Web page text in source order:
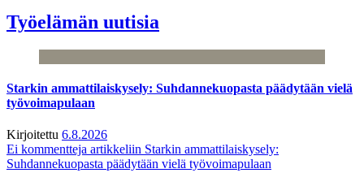
Työelämän uutisia
Starkin ammattilaiskysely: Suhdannekuopasta päädytään vielä
työvoimapulaan
Kirjoitettu 6.8.2026
Ei kommentteja artikkeliin Starkin ammattilaiskysely:
Suhdannekuopasta päädytään vielä työvoimapulaan